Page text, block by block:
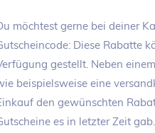
möchtest gerne bei deiner
Diese Rabatte
gestellt. Neben
beispielsweise eine
den gewünschten
es in letzter Zeit